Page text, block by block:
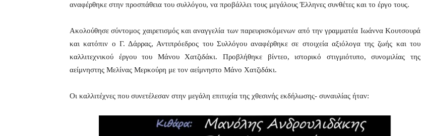
αναφέρθηκε στην προσπάθεια του συλλόγου, να προβάλλει τους μεγάλους Έλληνες συνθέτες και το έργο τους.
Ακολούθησε σύντομος χαιρετισμός και αναγγελία των παρευρισκόμενων από την γραμματέα Ιωάννα Κουτσουρά
και κατόπιν ο Γ. Δάρρας, Αντιπρόεδρος του Συλλόγου αναφέρθηκε σε στοιχεία αξιόλογα της ζωής και του
καλλιτεχνικού έργου του Μάνου Χατζιδάκι. Προβλήθηκε βίντεο, ιστορικό στιγμιότυπο, συνομιλίας της
αείμνηστης Μελίνας Μερκούρη με τον αείμνηστο Μάνο Χατζιδάκι.
Οι καλλιτέχνες που συνετέλεσαν στην μεγάλη επιτυχία της χθεσινής εκδήλωσης- συναυλίας ήταν: